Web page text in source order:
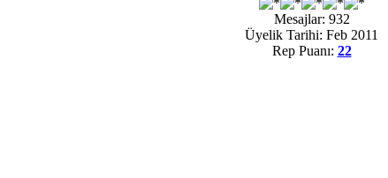
Mesajlar: 932
Üyelik Tarihi: Feb 2011
Rep Puanı: 22